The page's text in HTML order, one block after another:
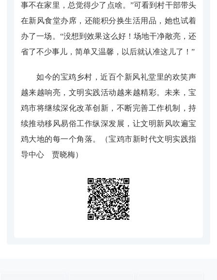
事不在家里，总觉得少了点啥。”可看到村干部带头
在新风食堂办席，还能积分换生活用品，她也试着
办了一场。“没想到效果这么好！场地干净敞亮，还
省了不少事儿，简单又温馨，以后就认准这儿了！”
如今的宝鸡乡村，近百个新风礼堂里的欢笑声
越来越响亮，文明实践活动越来越精彩。未来，宝
鸡市将继续深化改革创新，不断完善工作机制，持
续推动移风易俗工作纵深发展，让文明新风吹遍宝
鸡大地的每一个角落。（宝鸡市新时代文明实践指
导中心 贾晓梅）